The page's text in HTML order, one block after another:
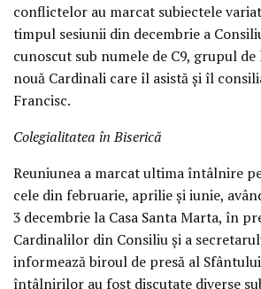
conflictelor au marcat subiectele
timpul sesiunii din decembrie a
cunoscut sub numele de C9, grupul
nouă Cardinali care îl asistă și îl
Francisc.
Colegialitatea în Biserică
Reuniunea a marcat ultima întâlnire
cele din februarie, aprilie și iunie,
3 decembrie la Casa Santa Marta, în
Cardinalilor din Consiliu și a
informează biroul de presă al
întâlnirilor au fost discutate diverse